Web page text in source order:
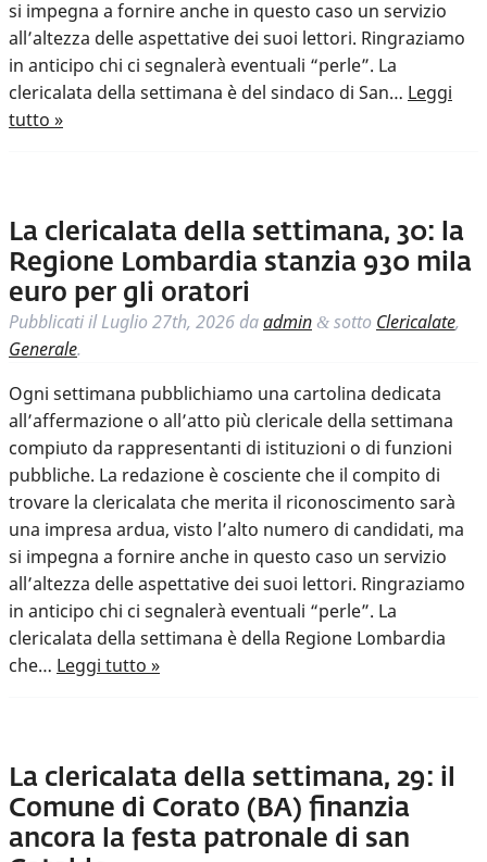
si impegna a fornire anche in questo caso un servizio
all’altezza delle aspettative dei suoi lettori. Ringraziamo
in anticipo chi ci segnalerà eventuali “perle”. La
clericalata della settimana è del sindaco di San… Leggi
tutto »
La clericalata della settimana, 30: la
Regione Lombardia stanzia 930 mila
euro per gli oratori
Pubblicati ilLuglio 27th, 2026 daadmin & sotto Clericalate,
Generale.
Ogni settimana pubblichiamo una cartolina dedicata
all’affermazione o all’atto più clericale della settimana
compiuto da rappresentanti di istituzioni o di funzioni
pubbliche. La redazione è cosciente che il compito di
trovare la clericalata che merita il riconoscimento sarà
una impresa ardua, visto l’alto numero di candidati, ma
si impegna a fornire anche in questo caso un servizio
all’altezza delle aspettative dei suoi lettori. Ringraziamo
in anticipo chi ci segnalerà eventuali “perle”. La
clericalata della settimana è della Regione Lombardia
che… Leggi tutto »
La clericalata della settimana, 29: il
Comune di Corato (BA) finanzia
ancora la festa patronale di san